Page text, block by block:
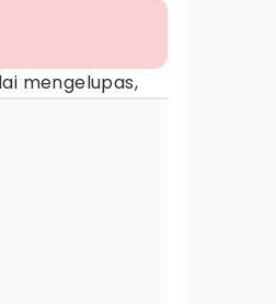
mengelupas,